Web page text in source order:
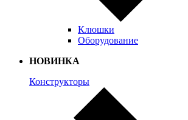
Клюшки
Оборудование
НОВИНКА
Конструкторы